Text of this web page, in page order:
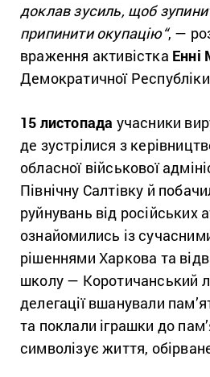
доклав зусиль, щоб
припинити окупацію“, —
враження активістка Енні
Демократичної
15 листопада учасники
де зустрілися з
обласної військової
Північну Салтівку й
руйнувань від російських
ознайомились із
рішеннями Харкова та
школу — Коротичанський
делегації вшанували
та поклали іграшки до
символізує життя,